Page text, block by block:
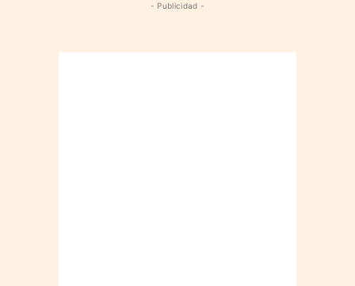
- Publicidad -